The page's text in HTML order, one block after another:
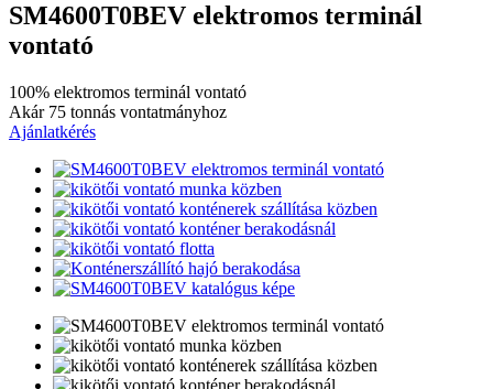
SM4600T0BEV elektromos terminál
vontató
100% elektromos terminál vontató
Akár 75 tonnás vontatmányhoz
Ajánlatkérés